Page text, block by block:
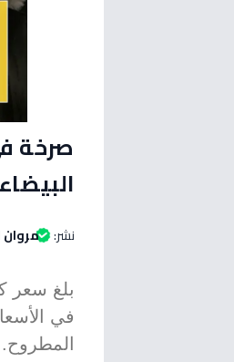
صرخة
البيضاء لـ 100 جنيه قريباً؟ (شاهد
نشر:
في
المطروح.